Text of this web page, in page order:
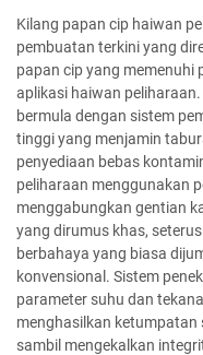
Kilang papan cip haiwan
pembuatan terkini yang
papan cip yang
aplikasi haiwan
bermula dengan sistem
tinggi yang menjamin
penyediaan bebas
peliharaan menggunakan
menggabungkan gentian
yang dirumus khas,
berbahaya yang biasa
konvensional. Sistem
parameter suhu dan
menghasilkan ketumpatan
sambil mengekalkan